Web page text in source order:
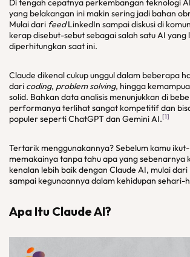
Di tengah cepatnya perkembangan teknologi
yang belakangan ini makin sering jadi bahan
Mulai dari feedLinkedIn sampai diskusi di
kerap disebut-sebut sebagai salah satu AI yang
diperhitungkan saat ini.
Claude dikenal cukup unggul dalam beberapa
dari coding, problem solving, hingga
solid. Bahkan data analisis menunjukkan di
performanya terlihat sangat kompetitif dan
populer seperti ChatGPT dan Gemini AI.[1]
Tertarik menggunakannya? Sebelum kamu
memakainya tanpa tahu apa yang sebenarnya
kenalan lebih baik dengan Claude AI, mulai
sampai kegunaannya dalam kehidupan sehari-
Apa Itu Claude AI?